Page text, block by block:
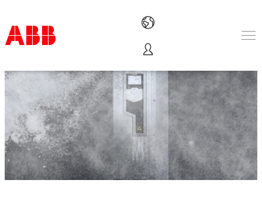
Productos & Soluciones
Industrias
Servicios
Sobre ABB
Dónde comprar
Contáctanos
Carreras